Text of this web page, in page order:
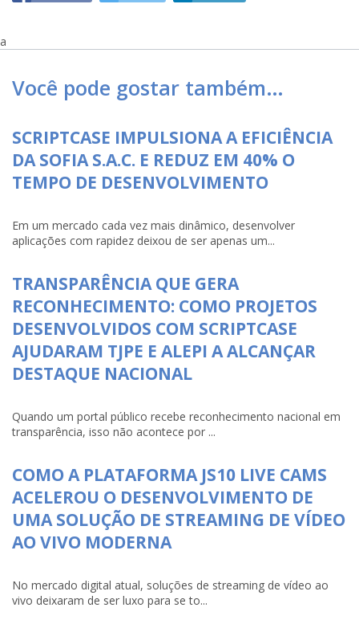
a
Você pode gostar também…
SCRIPTCASE IMPULSIONA A EFICIÊNCIA
DA SOFIA S.A.C. E REDUZ EM 40% O
TEMPO DE DESENVOLVIMENTO
Em um mercado cada vez mais dinâmico, desenvolver
aplicações com rapidez deixou de ser apenas um...
TRANSPARÊNCIA QUE GERA
RECONHECIMENTO: COMO PROJETOS
DESENVOLVIDOS COM SCRIPTCASE
AJUDARAM TJPE E ALEPI A ALCANÇAR
DESTAQUE NACIONAL
Quando um portal público recebe reconhecimento nacional em
transparência, isso não acontece por ...
COMO A PLATAFORMA JS10 LIVE CAMS
ACELEROU O DESENVOLVIMENTO DE
UMA SOLUÇÃO DE STREAMING DE VÍDEO
AO VIVO MODERNA
No mercado digital atual, soluções de streaming de vídeo ao
vivo deixaram de ser luxo para se to...